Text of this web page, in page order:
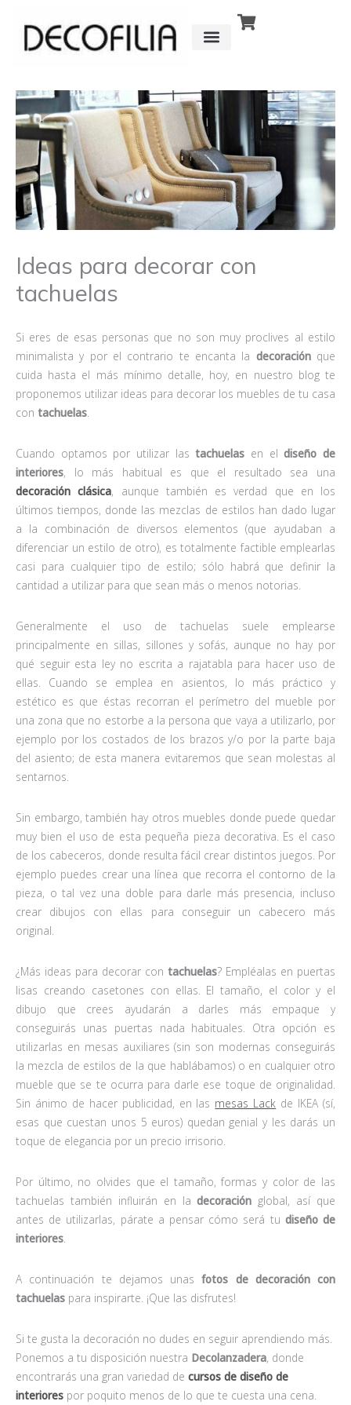
contenido
Ideas para decorar con
tachuelas
Si eres de esas personas que no son muy proclives al estilo
minimalista y por el contrario te encanta la decoraciónque
cuida hasta el más mínimo detalle, hoy, en nuestro blog te
proponemos utilizar ideas para decorar los muebles de tu casa
con tachuelas.
Cuando optamos por utilizar lastachuelas en eldiseño de
interiores, lo más habitual es que el resultado sea una
decoración clásica, aunque también es verdad que en los
últimos tiempos, donde las mezclas de estilos han dado lugar
a la combinación de diversos elementos (que ayudaban a
diferenciar un estilo de otro), es totalmente factible emplearlas
casi para cualquier tipo de estilo; sólo habrá que definir la
cantidad a utilizar para que sean más o menos notorias.
Generalmente el uso de tachuelas suele emplearse
principalmente en sillas, sillones y sofás, aunque no hay por
qué seguir esta ley no escrita a rajatabla para hacer uso de
ellas. Cuando se emplea en asientos, lo más práctico y
estético es que éstas recorran el perímetro del mueble por
una zona que no estorbe a la persona que vaya a utilizarlo, por
ejemplo por los costados de los brazos y/o por la parte baja
del asiento; de esta manera evitaremos que sean molestas al
sentarnos.
Sin embargo, también hay otros muebles donde puede quedar
muy bien el uso de esta pequeña pieza decorativa. Es el caso
de los cabeceros, donde resulta fácil crear distintos juegos. Por
ejemplo puedes crear una línea que recorra el contorno de la
pieza, o tal vez una doble para darle más presencia, incluso
crear dibujos con ellas para conseguir un cabecero más
original.
¿Más ideas para decorar con tachuelas? Empléalas en puertas
lisas creando casetones con ellas. El tamaño, el color y el
dibujo que crees ayudarán a darles más empaque y
conseguirás unas puertas nada habituales. Otra opción es
utilizarlas en mesas auxiliares (sin son modernas conseguirás
la mezcla de estilos de la que hablábamos) o en cualquier otro
mueble que se te ocurra para darle ese toque de originalidad.
Sin ánimo de hacer publicidad, en las mesas Lack de IKEA (sí,
esas que cuestan unos 5 euros) quedan genial y les darás un
toque de elegancia por un precio irrisorio.
Por último, no olvides que el tamaño, formas y color de las
tachuelas también influirán en ladecoración global, así que
antes de utilizarlas, párate a pensar cómo será tu diseño de
interiores.
A continuación te dejamos unasfotos de decoración con
tachuelas para inspirarte. ¡Que las disfrutes!
Si te gusta la decoración no dudes en seguir aprendiendo más.
Ponemos a tu disposición nuestra Decolanzadera, donde
encontrarás una gran variedad de cursos de diseño de
interiores por poquito menos de lo que te cuesta una cena.